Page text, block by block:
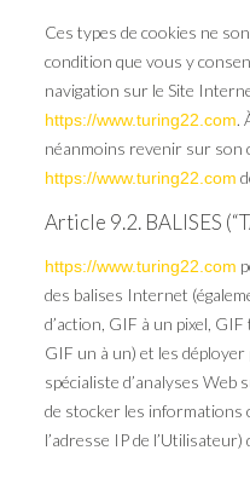
Ces types de cookies ne
condition que vous y
navigation sur le Site
https://www.turing22.com.
néanmoins revenir sur son
https://www.turing22.com
Article 9.2. BALISES
https://www.turing22.com
des balises Internet
d’action, GIF à un pixel,
GIF un à un) et les
spécialiste d’analyses Web
de stocker les informations
l’adresse IP de